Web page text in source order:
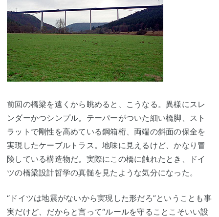
前回の橋梁を遠くから眺めると、こうなる。異様にスレ
ンダーかつシンプル。テーパーがついた細い橋脚、スト
ラットで剛性を高めている鋼箱桁、両端の斜面の保全を
実現したケーブルトラス。地味に見えるけど、かなり冒
険している構造物だ。実際にこの橋に触れたとき、ドイ
ツの橋梁設計哲学の真髄を見たような気分になった。
“ドイツは地震がないから実現した形だろ”ということも事
実だけど、だからと言って“ルールを守ることこそいい設